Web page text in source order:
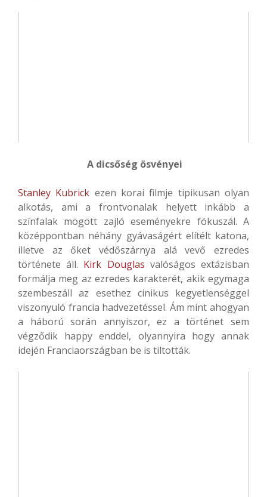
A dicsőség ösvényei
Stanley Kubrick ezen korai filmje tipikusan olyan
alkotás, ami a frontvonalak helyett inkább a
színfalak mögött zajló eseményekre fókuszál. A
középpontban néhány gyávaságért elítélt katona,
illetve az őket védőszárnya alá vevő ezredes
története áll. Kirk Douglas valóságos extázisban
formálja meg az ezredes karakterét, akik egymaga
szembeszáll az esethez cinikus kegyetlenséggel
viszonyuló francia hadvezetéssel. Ám mint ahogyan
a háború során annyiszor, ez a történet sem
végződik happy enddel, olyannyira hogy annak
idején Franciaországban be is tiltották.